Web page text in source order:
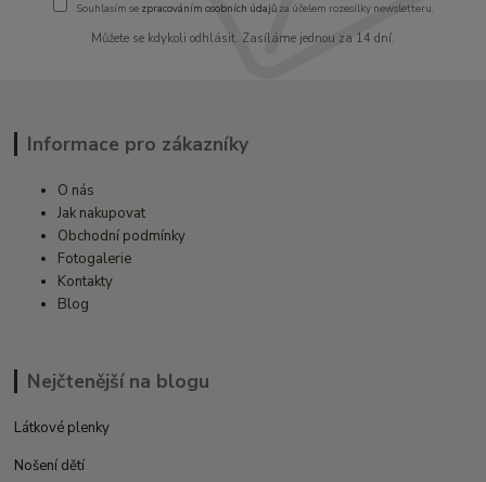
Souhlasím se zpracováním osobních údajůza účelem rozesílky newsletteru.
Můžete se kdykoli odhlásit. Zasíláme jednou za 14 dní.
Informace pro zákazníky
O nás
Jak nakupovat
Obchodní podmínky
Fotogalerie
Kontakty
Blog
Nejčtenější na blogu
Látkové plenky
Nošení dětí